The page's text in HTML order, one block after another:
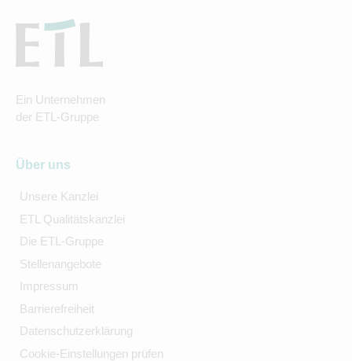
Ein Unternehmen
der ETL-Gruppe
Über uns
Unsere Kanzlei
ETL Qualitätskanzlei
Die ETL-Gruppe
Stellenangebote
Impressum
Barrierefreiheit
Datenschutzerklärung
Cookie-Einstellungen prüfen